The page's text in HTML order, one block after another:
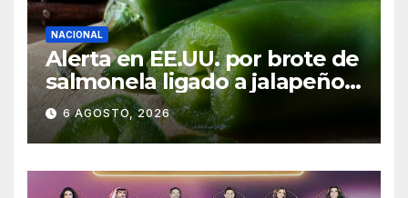
NACIONAL
Alerta en EE.UU. por brote de
salmonela ligado a jalapeños
mexicanos; reportan 345
casos
6 AGOSTO, 2026